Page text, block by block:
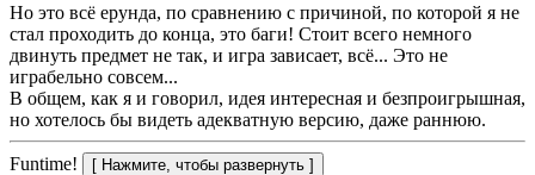
Но это всё ерунда, по сравнению с причиной, по которой я не
стал проходить до конца, это баги! Стоит всего немного
двинуть предмет не так, и игра зависает, всё... Это не
играбельно совсем...
В общем, как я и говорил, идея интересная и безпроигрышная,
но хотелось бы видеть адекватную версию, даже раннюю.
Funtime!